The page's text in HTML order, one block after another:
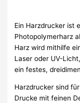
Ein Harzdrucker ist
Photopolymerharz
Harz wird mithilfe
Laser oder UV-
ein festes,
Harzdrucker sind
Drucke mit feinen